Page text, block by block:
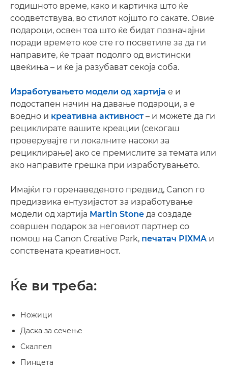
годишното време, како и картичка што ќе
соодветствува, во стилот којшто го сакате. Овие
подароци, освен тоа што ќе бидат позначајни
поради времето кое сте го посветиле за да ги
направите, ќе траат подолго од вистински
цвеќиња – и ќе ја разубават секоја соба.
Изработувањето модели од хартија е и
подостапен начин на давање подароци, а е
воедно и креативна активност– и можете да ги
рециклирате вашите креации (секогаш
проверувајте ги локалните насоки за
рециклирање) ако се премислите за темата или
ако направите грешка при изработувањето.
Имајќи го горенаведеното предвид, Canon го
предизвика ентузијастот за изработување
модели од хартија Martin Stone да создаде
совршен подарок за неговиот партнер со
помош на Canon Creative Park, печатач PIXMA и
сопствената креативност.
Ќе ви треба:
Ножици
Даска за сечење
Скалпел
Пинцета